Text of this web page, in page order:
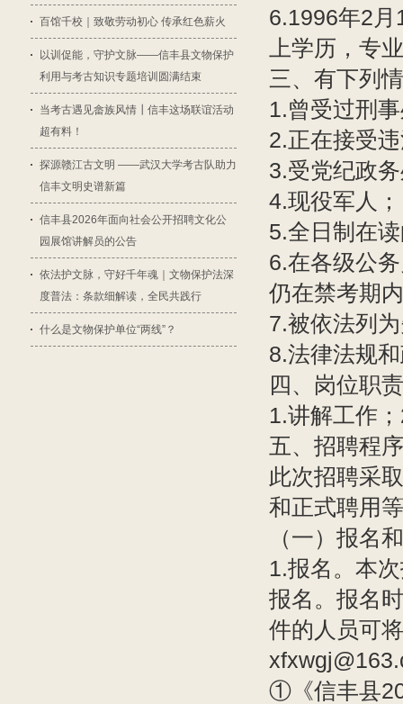
百馆千校｜致敬劳动初心 传承红色薪火
以训促能，守护文脉——信丰县文物保护
利用与考古知识专题培训圆满结束
当考古遇见畲族风情┃信丰这场联谊活动
超有料！
探源赣江古文明 ——武汉大学考古队助力
信丰文明史谱新篇
信丰县2026年面向社会公开招聘文化公
园展馆讲解员的公告
依法护文脉，守好千年魂｜文物保护法深
度普法：条款细解读，全民共践行
什么是文物保护单位“两线”？
6.1996年2
上学历，专
三、有下列
1.曾受过刑
2.正在接受
3.受党纪政
4.现役军人；
5.全日制在
6.在各级公
仍在禁考期
7.被依法列
8.法律法规
四、岗位职责
1.讲解工作
五、招聘程序
此次招聘采
和正式聘用
（一）报名
1.报名。本
报名。报名
件的人员可
①《信丰县